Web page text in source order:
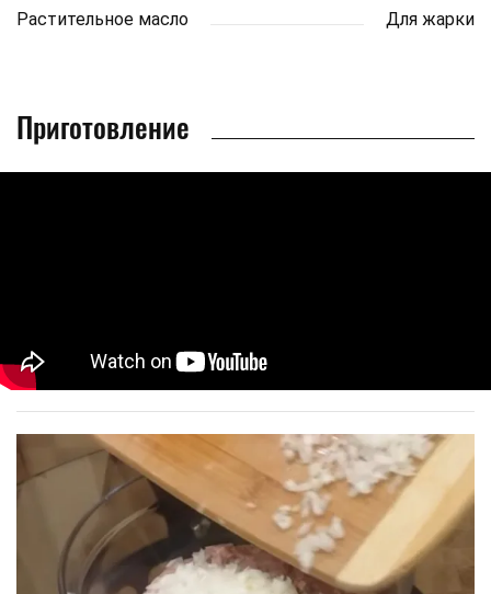
Растительное масло
Для жарки
Приготовление